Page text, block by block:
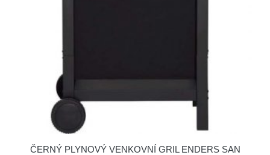
ČERNÝ PLYNOVÝ VENKOVNÍ GRIL ENDERS SAN